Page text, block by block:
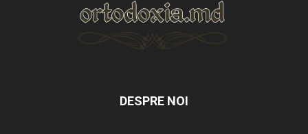
DESPRE NOI